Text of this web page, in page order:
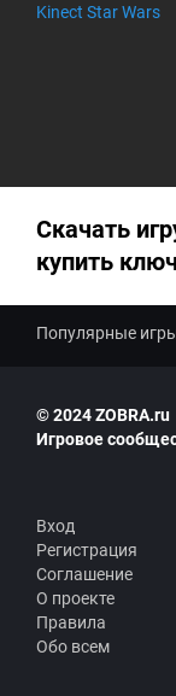
к
Kinect Star Wars
Скачать
купить
Популярные
© 2024 ZOBRA.ru
Игровое
Вход
Регистрация
Соглашение
О проекте
Правила
Обо всем